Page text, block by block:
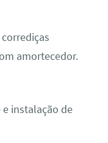
amortecedor.
instalação de